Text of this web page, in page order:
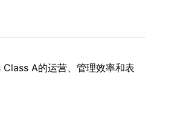
A的运营、管理效率和表